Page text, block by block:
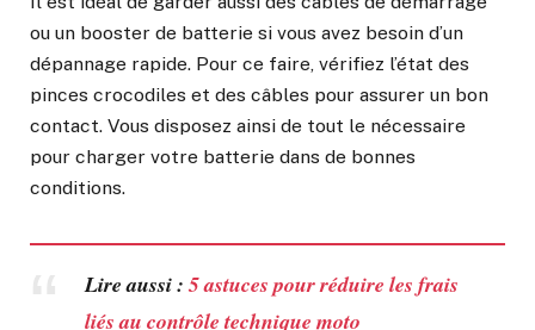
ou un booster de batterie si vous avez besoin d’un
dépannage rapide. Pour ce faire, vérifiez l’état des
pinces crocodiles et des câbles pour assurer un bon
contact. Vous disposez ainsi de tout le nécessaire
pour charger votre batterie dans de bonnes
conditions.
Lire aussi : 5 astuces pour réduire les frais
liés au contrôle technique moto